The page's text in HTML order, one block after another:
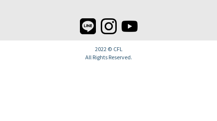
2022 © CFL
All Rights Reserved.